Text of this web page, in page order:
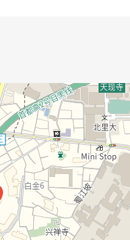
金台"车站步行10分钟
免震、制震构造
大成建设株式会社施工
理
则)
)・・・・・・